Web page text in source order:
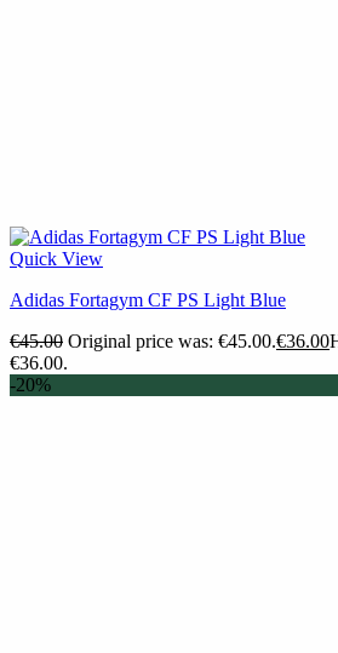
Quick View
Adidas Fortagym CF PS Light Blue
€45.00 Original price was: €45.00.€36.00
€36.00.
-20%